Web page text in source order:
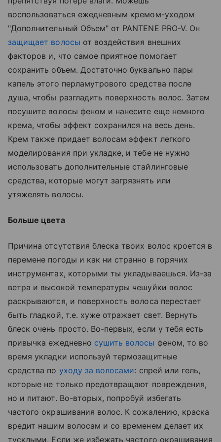
воспользоваться ежедневным кремом-уходом
"Дополнительный Объем" от PANTENE PRO-V. Он
защищает волосы от воздействия внешних
факторов и, что самое приятное помогает
сохранить объем. Достаточно буквально пары
капель этого перламутрового средства после
душа, чтобы разгладить поверхность волос. Затем
посушите волосы феном и нанесите еще немного
крема, чтобы эффект сохранился на весь день.
Крем также придает волосам эффект легкого
моделирования при укладке, и тебе не нужно
использовать дополнительные стайлинговые
средства, которые могут загрязнять или
утяжелять волосы.
Больше цвета
Причина отсутствия блеска твоих волос кроется в
перемене погоды и как ни странно в горячих
инструментах, которыми ты укладываешься. Из-за
ветра и высокой температуры чешуйки волос
раскрываются, и поверхность волоса перестает
быть гладкой, т.е. хуже отражает свет. Вернуть
блеск очень просто. Во-первых, если у тебя есть
привычка ежедневно сушить волосы феном, то во
время укладки используй термозащитные
средства по уходу за волосами: спрей или гель,
которые не только предотвращают повреждения,
но и питают. Во-вторых, попробуй избегать
частого окрашивания волос. К сожалению, краска
вредит нашим волосам и со временем делает их
тусклыми. Если же избежать частого окрашивания